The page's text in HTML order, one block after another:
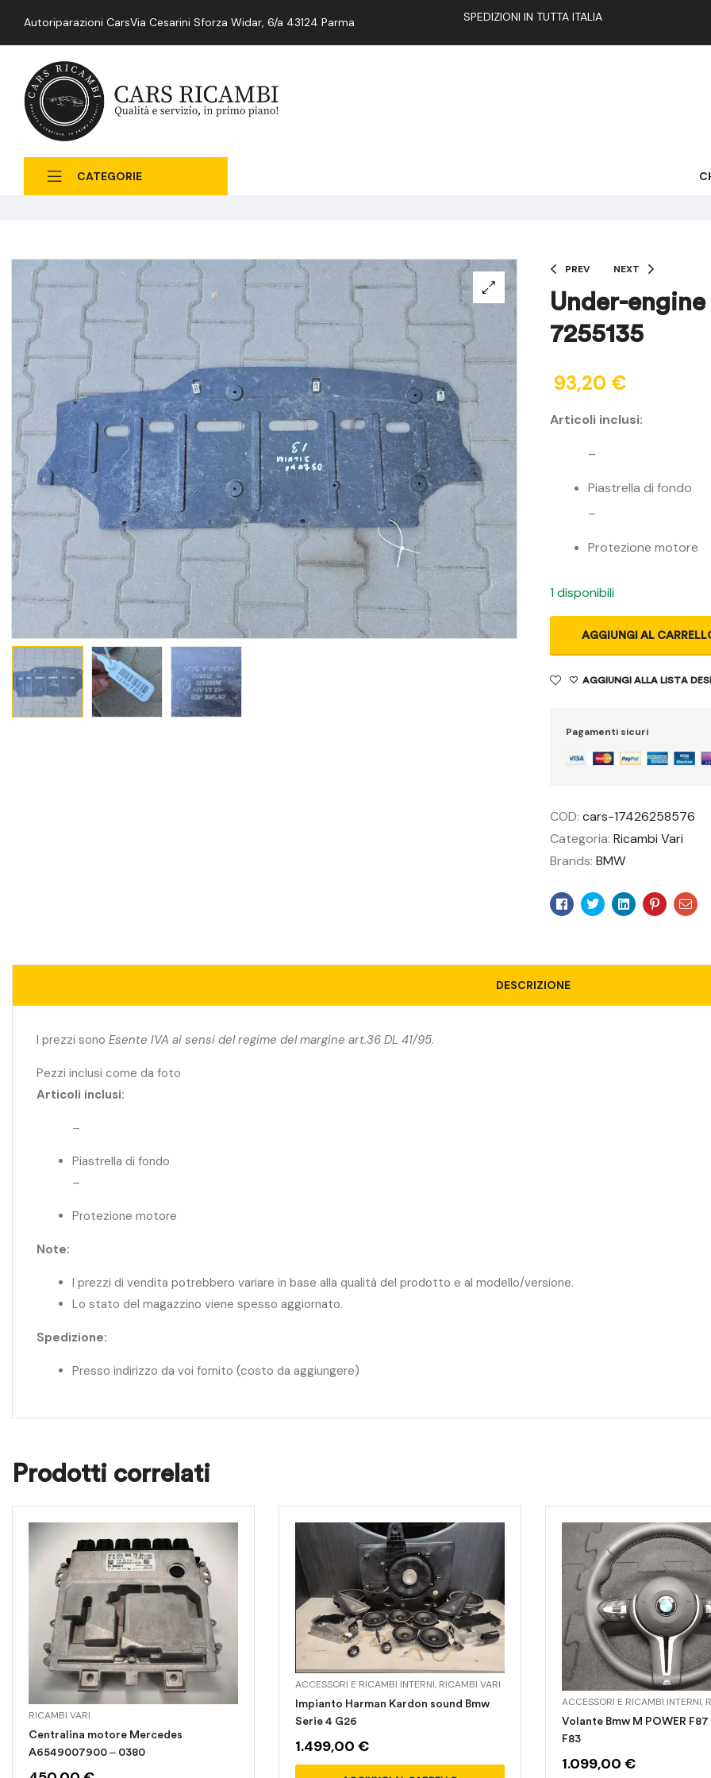
Autoriparazioni CarsVia Cesarini Sforza Widar, 6/a 43124 Parma SPEDIZIONI IN TUTTA ITALIA
CATEGORIE
PREV NEXT
Under-
7255135
93,20 €
Articoli inclusi:
–
Piastrella di fondo
–
Protezione motore
1 disponibili
AGGIUNGI AL
AGGIUNGI ALLA LISTA
Pagamenti sicuri
COD:cars-17426258576
Categoria:Ricambi Vari
Brands:BMW
Facebook
TwitterLinkedin
DESCRIZIONE
I prezzi sono Esente IVA ai sensi del regime del margine art.36 DL 41/95.
Pezzi inclusi come da foto
Articoli inclusi:
–
Piastrella di fondo
–
Protezione motore
Note:
I prezzi di vendita potrebbero variare in base alla qualità del prodotto e al modello/versione.
Lo stato del magazzino viene spesso aggiornato.
Spedizione:
Presso indirizzo da voi fornito (costo da aggiungere)
Prodotti correlati
RICAMBI VARI
Centralina motore Mercedes
A6549007900 – 0380
ACCESSORI E RICAMBI INTERNI, RICAMBI VARI
Impianto Harman Kardon sound Bmw
Serie 4 G26
1.499,00 €
ACCESSORI E RICAMBI INTERNI,
Volante Bmw M POWER F87
F83
1.099,00 €